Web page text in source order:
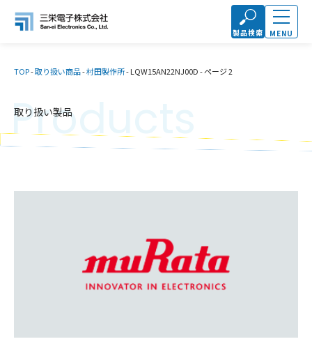
製品検索 MENU
TOP-取り扱い商品-村田製作所-LQW15AN22NJ00D-ページ 2
取り扱い製品
Products